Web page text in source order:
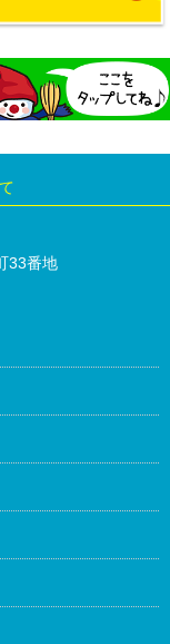
33番地